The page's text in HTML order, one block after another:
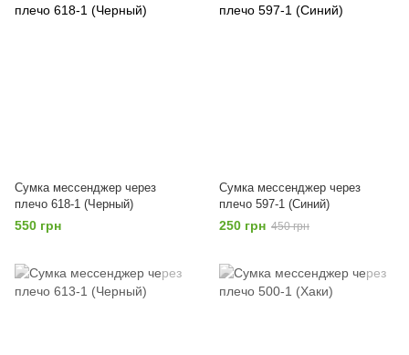
Сумка мессенджер через
плечо 618-1 (Черный)
550 грн
Сумка мессенджер через
плечо 597-1 (Синий)
250 грн 450 грн